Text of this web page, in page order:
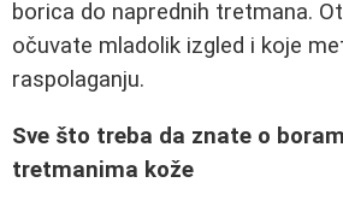
borica do naprednih tretmana.
očuvate mladolik izgled i koje
raspolaganju.
Sve što treba da znate o
tretmanima kože